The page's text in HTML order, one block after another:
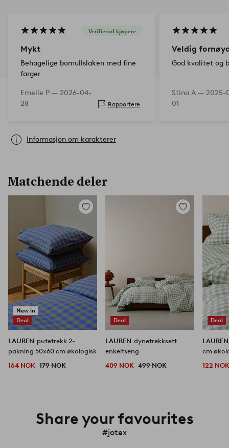
Verifierad kjøpere
Mykt
Behagelige bomullslaken med fine
farger
Emelie P — 2026-04-
28
Rapportere
Veldig
God kvalitet og
Stina A — 2025-
01
Informasjon om karakterer
Matchende deler
New in
Deal
Legg
LAUREN putetrekk 2-
pakning 50x60 cm økologisk
164 NOK 179 NOK
Deal
Legg
favoritter
LAUREN dynetrekksett
enkeltseng
409 NOK 499 NOK
Deal
cm
122
Share your favourites
#jotex